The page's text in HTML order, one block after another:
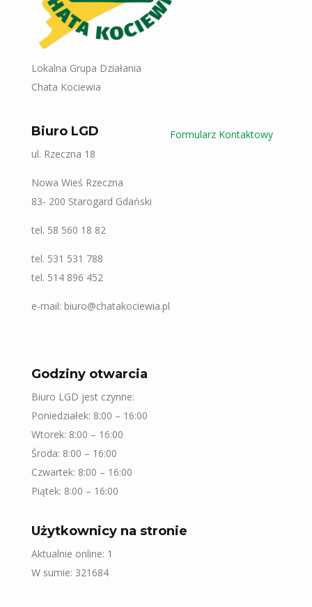
Lokalna Grupa Działania
Chata Kociewia
Biuro LGD
ul. Rzeczna 18
Nowa Wieś Rzeczna
83- 200 Starogard Gdański
tel. 58 560 18 82
tel. 531 531 788
tel. 514 896 452
e-mail: biuro@chatakociewia.pl
Formularz Kontaktowy
Godziny otwarcia
Biuro LGD jest czynne:
Poniedziałek: 8:00 – 16:00
Wtorek: 8:00 – 16:00
Środa: 8:00 – 16:00
Czwartek: 8:00 – 16:00
Piątek: 8:00 – 16:00
Użytkownicy na stronie
Aktualnie online: 1
W sumie: 321684